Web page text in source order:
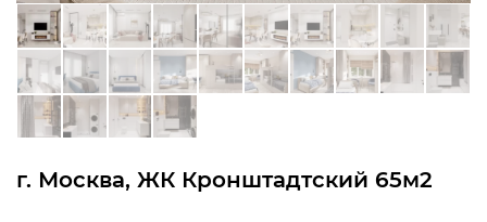
г. Москва, ЖК Кронштадтский 65м2